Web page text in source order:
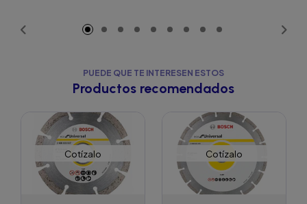
PUEDE QUE TE INTERESEN ESTOS
Productos recomendados
Cotízalo Cotízalo